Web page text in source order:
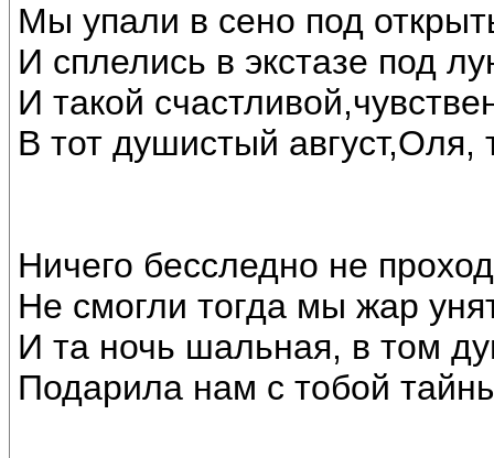
Мы упали в сено под
И сплелись в экстазе под
И такой
В тот душистый
Ничего бесследно не
Не смогли тогда мы жар
И та ночь шальная, в том
Подарила нам с тобой